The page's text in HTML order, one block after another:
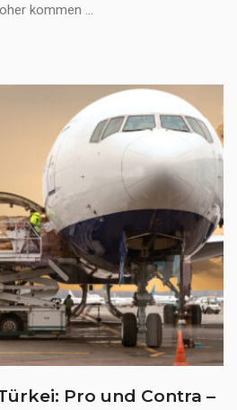
kommen ...
Pro und Contra –